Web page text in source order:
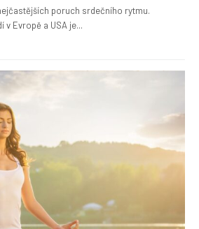
poruch srdečního rytmu.
v Evropě a USA je...